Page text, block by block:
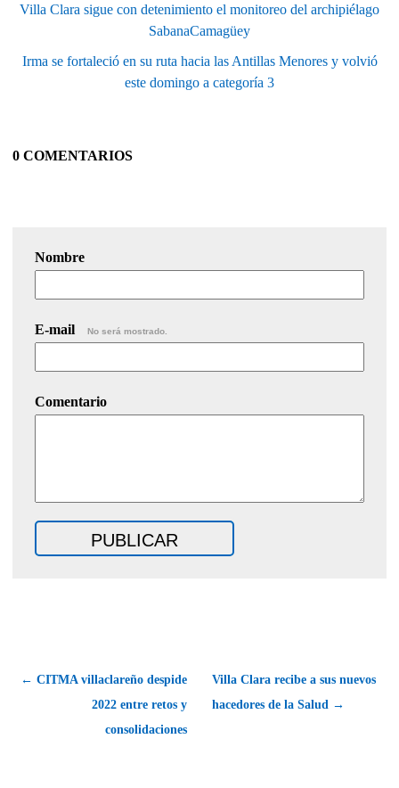
Villa Clara sigue con detenimiento el monitoreo del archipiélago
SabanaCamagüey
Irma se fortaleció en su ruta hacia las Antillas Menores y volvió
este domingo a categoría 3
0 COMENTARIOS
Nombre
E-mail No será mostrado.
Comentario
← CITMA villaclareño despide
2022 entre retos y
consolidaciones
Villa Clara recibe a sus nuevos
hacedores de la Salud →